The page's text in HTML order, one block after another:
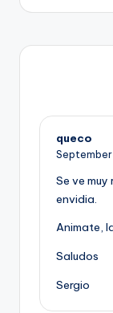
queco
September
Se ve
envidia.
Animate,
Saludos
Sergio